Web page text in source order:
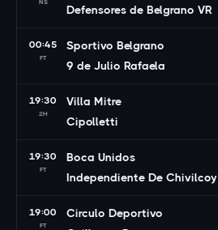
NS
Defensores de Belgrano VR
00:45
FT
Sportivo Belgrano
9 de Julio Rafaela
19:30
2H
Villa Mitre
Cipolletti
19:30
FT
Boca Unidos
Independiente De Chivilcoy
19:00
FT
Circulo Deportivo